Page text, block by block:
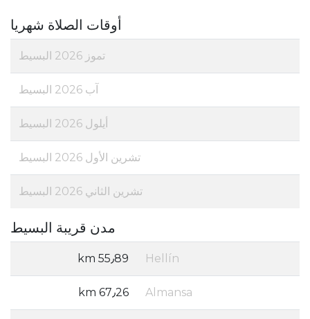
أوقات الصلاة شهريا
تموز 2026 البسيط
آب 2026 البسيط
أيلول 2026 البسيط
تشرين الأول 2026 البسيط
تشرين الثاني 2026 البسيط
مدن قريبة البسيط
Hellín 55٫89 km
Almansa 67٫26 km